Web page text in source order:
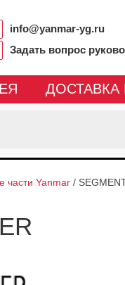
info@yanmar-yg.ru
Задать вопрос
ДОСТАВКА
части Yanmar/